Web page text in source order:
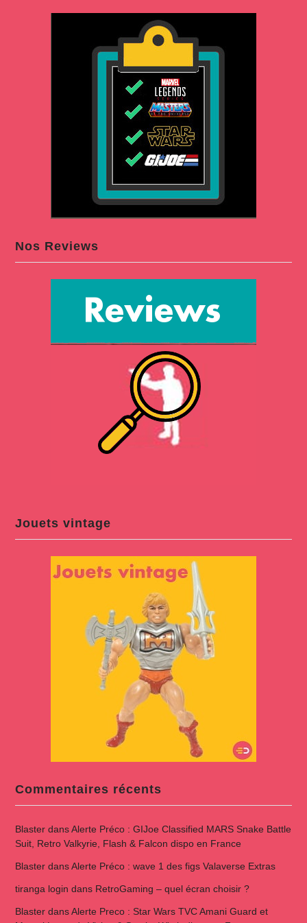
Nos Reviews
Jouets vintage
Commentaires récents
BlasterdansAlerte Préco : GIJoe Classified MARS Snake Battle
Suit, Retro Valkyrie, Flash & Falcon dispo en France
BlasterdansAlerte Préco : wave 1 des figs Valaverse Extras
tiranga login dans RetroGaming – quel écran choisir ?
BlasterdansAlerte Preco : Star Wars TVC Amani Guard et